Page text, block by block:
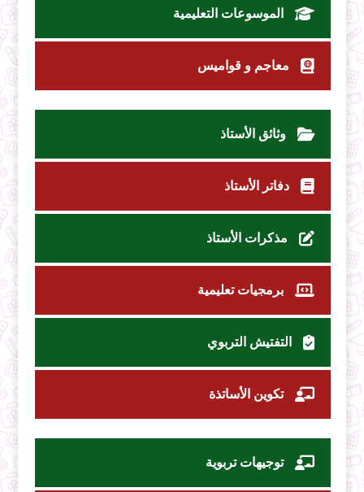
الموسوعات التعليمية
معاجم و قواميس
وثائق الأستاذ
دفاتر الأستاذ
مذكرات الأستاذ
برمجيات تعليمية
التفتيش التربوي
تكوين الأساتذة
توجيهات تربوية